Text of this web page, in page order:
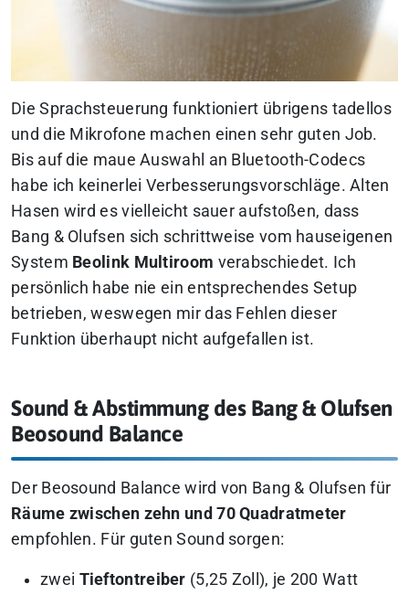
Die Sprachsteuerung funktioniert übrigens tadellos
und die Mikrofone machen einen sehr guten Job.
Bis auf die maue Auswahl an Bluetooth-Codecs
habe ich keinerlei Verbesserungsvorschläge. Alten
Hasen wird es vielleicht sauer aufstoßen, dass
Bang & Olufsen sich schrittweise vom hauseigenen
System Beolink Multiroom verabschiedet. Ich
persönlich habe nie ein entsprechendes Setup
betrieben, weswegen mir das Fehlen dieser
Funktion überhaupt nicht aufgefallen ist.
Sound & Abstimmung des Bang & Olufsen
Beosound Balance
Der Beosound Balance wird von Bang & Olufsen für
Räume zwischen zehn und 70 Quadratmeter
empfohlen. Für guten Sound sorgen:
zwei Tieftontreiber (5,25 Zoll), je 200 Watt